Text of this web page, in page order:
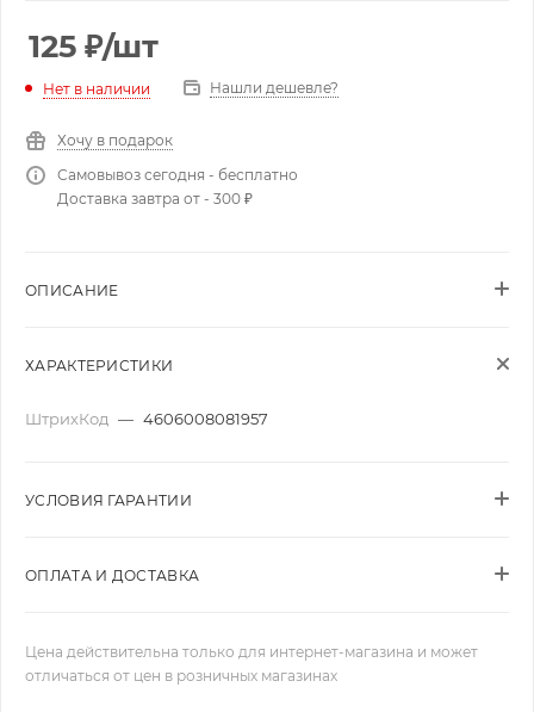
125 ₽/шт
Нет в наличии Нашли дешевле?
Хочу в подарок
Самовывоз сегодня - бесплатно
Доставка завтра от - 300 ₽
ОПИСАНИЕ
ХАРАКТЕРИСТИКИ
ШтрихКод — 4606008081957
УСЛОВИЯ ГАРАНТИИ
ОПЛАТА И ДОСТАВКА
Цена действительна только для интернет-магазина и может
отличаться от цен в розничных магазинах